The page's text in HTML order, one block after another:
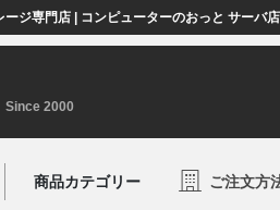
ージ専門店 | コンピューターのおっと サーバ
Since 2000
商品カテゴリー ご注文方